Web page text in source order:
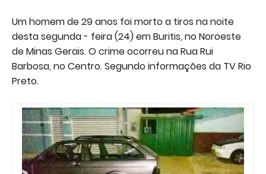
Um homem de 29 anos foi morto a tiros na noite
desta segunda - feira (24) em Buritis, no Noroeste
de Minas Gerais. O crime ocorreu na Rua Rui
Barbosa, no Centro. Segundo informações da TV Rio
Preto.